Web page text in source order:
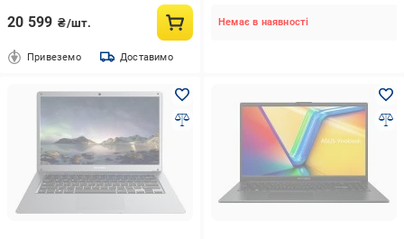
20 599 ₴/шт.
Привеземо Доставимо
Немає в наявності